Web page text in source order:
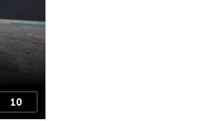
250 BİN ÖĞÜN,
10